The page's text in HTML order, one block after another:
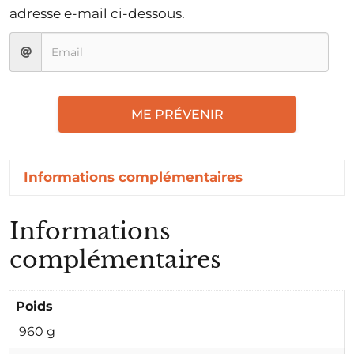
adresse e-mail ci-dessous.
ME PRÉVENIR
Informations complémentaires
Informations
complémentaires
Poids
960 g